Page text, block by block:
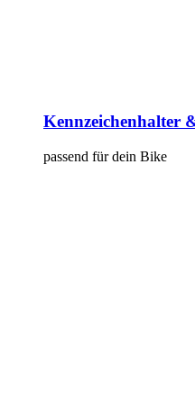
Kennzeichenhalter
passend für dein Bike